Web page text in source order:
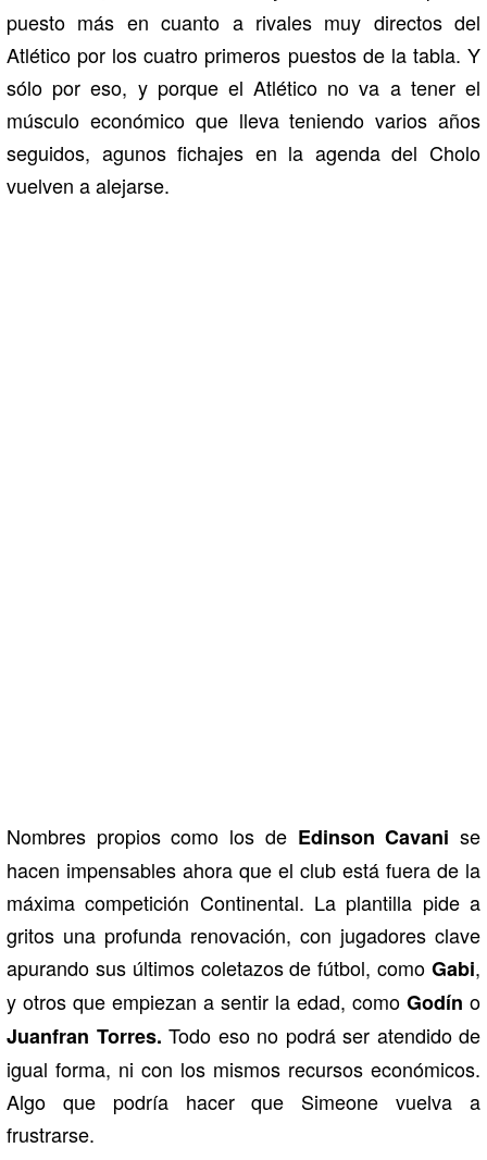
puesto más en cuanto a rivales muy directos del
Atlético por los cuatro primeros puestos de la tabla. Y
sólo por eso, y porque el Atlético no va a tener el
músculo económico que lleva teniendo varios años
seguidos, agunos fichajes en la agenda del Cholo
vuelven a alejarse.
Nombres propios como los de Edinson Cavani se
hacen impensables ahora que el club está fuera de la
máxima competición Continental. La plantilla pide a
gritos una profunda renovación, con jugadores clave
apurando sus últimos coletazos de fútbol, como Gabi,
y otros que empiezan a sentir la edad, como Godín o
Juanfran Torres. Todo eso no podrá ser atendido de
igual forma, ni con los mismos recursos económicos.
Algo que podría hacer que Simeone vuelva a
frustrarse.